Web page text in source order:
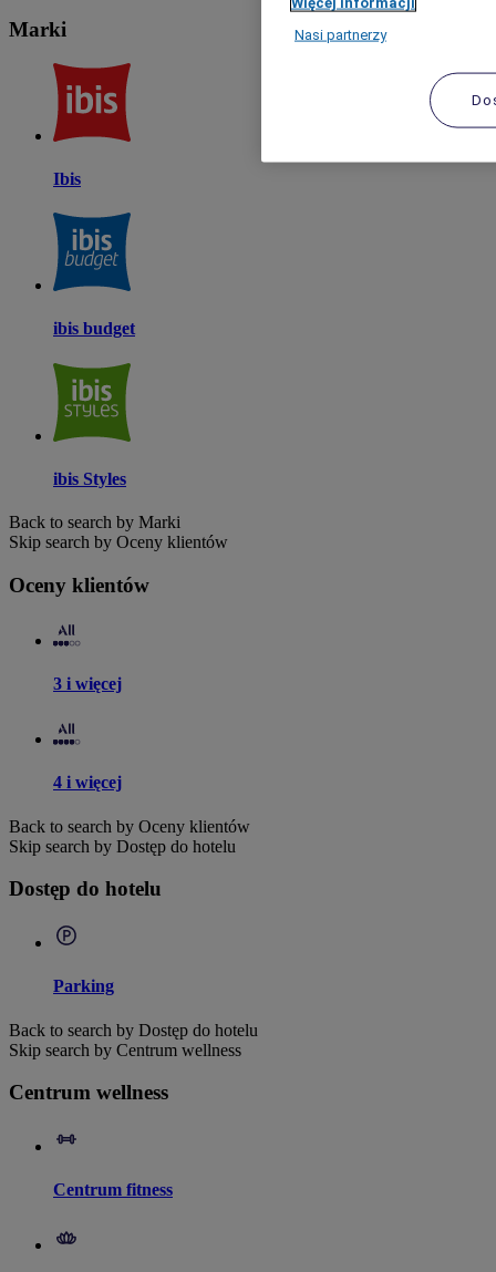
Marki
Ibis
ibis budget
ibis Styles
Back to search by Marki
Skip search by Oceny klientów
Oceny klientów
3 i więcej
4 i więcej
Back to search by Oceny klientów
Skip search by Dostęp do hotelu
Dostęp do hotelu
Parking
Back to search by Dostęp do hotelu
Skip search by Centrum wellness
Centrum wellness
Centrum fitness
Nasi partnerzy